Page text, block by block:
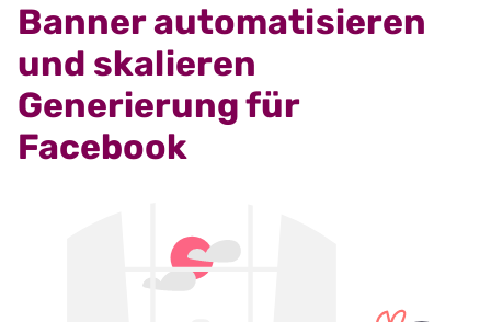
Banner automatisieren
und skalieren
Generierung für
Facebook